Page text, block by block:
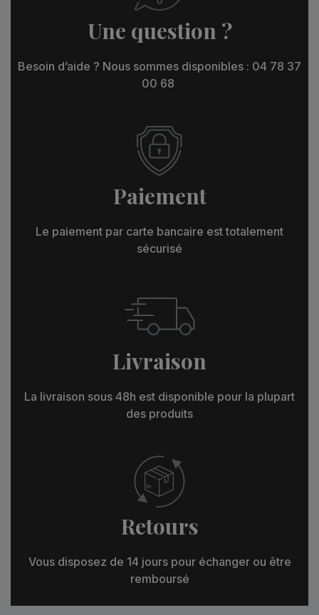
Une question ?
Besoin d’aide ? Nous sommes disponibles : 04 78 37
00 68
Paiement
Le paiement par carte bancaire est totalement
sécurisé
Livraison
La livraison sous 48h est disponible pour la plupart
des produits
Retours
Vous disposez de 14 jours pour échanger ou être
remboursé